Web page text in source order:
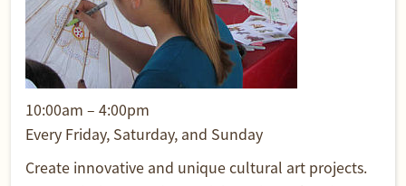
10:00am – 4:00pm
Every Friday, Saturday, and Sunday
Create innovative and unique cultural art projects.